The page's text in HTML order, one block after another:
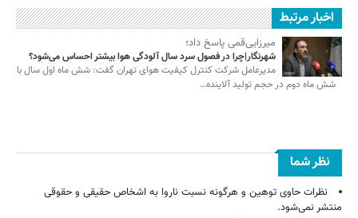
اخبار مرتبط
میرزایی‌قمی پاسخ داد؛
شهرنگار|چرا در فصول سرد سال آلودگی هوا بیشتر احساس می‌شود؟
مدیرعامل شرکت کنترل کیفیت هوای تهران گفت: شش ماه اول سال با
شش ماه دوم در حجم تولید آلاینده…
نظر شما
نظرات حاوی توهین و هرگونه نسبت ناروا به اشخاص حقیقی و حقوقی
منتشر نمی‌شود.